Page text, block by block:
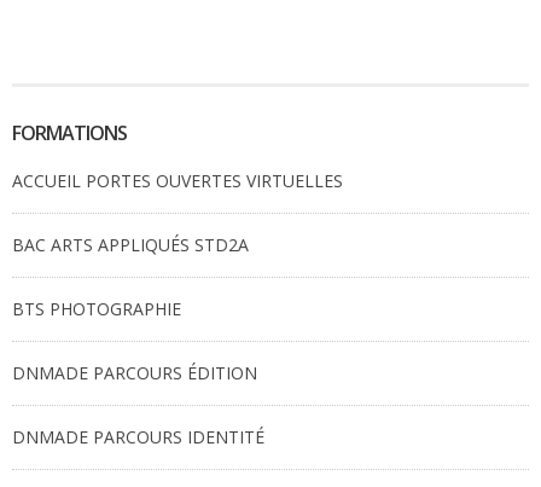
FORMATIONS
ACCUEIL PORTES OUVERTES VIRTUELLES
BAC ARTS APPLIQUÉS STD2A
BTS PHOTOGRAPHIE
DNMADE PARCOURS ÉDITION
DNMADE PARCOURS IDENTITÉ